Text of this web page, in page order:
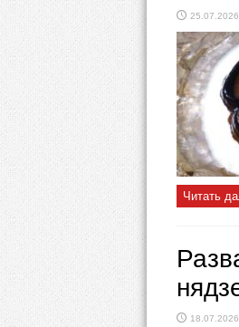
25.07.2026
Читать
18.07.2026